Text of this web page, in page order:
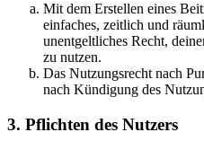
Mit dem Erstellen eines
einfaches, zeitlich und
unentgeltliches Recht,
zu nutzen.
Das Nutzungsrecht nach
nach Kündigung des
3. Pflichten des Nutzers